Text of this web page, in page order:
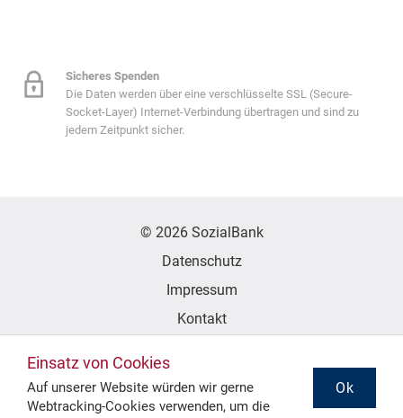
Sicheres Spenden
Die Daten werden über eine verschlüsselte SSL (Secure-
Socket-Layer) Internet-Verbindung übertragen und sind zu
jedem Zeitpunkt sicher.
© 2026 SozialBank
Datenschutz
Impressum
Kontakt
Einsatz von Cookies
Auf unserer Website würden wir gerne
Webtracking-Cookies verwenden, um die
Ok